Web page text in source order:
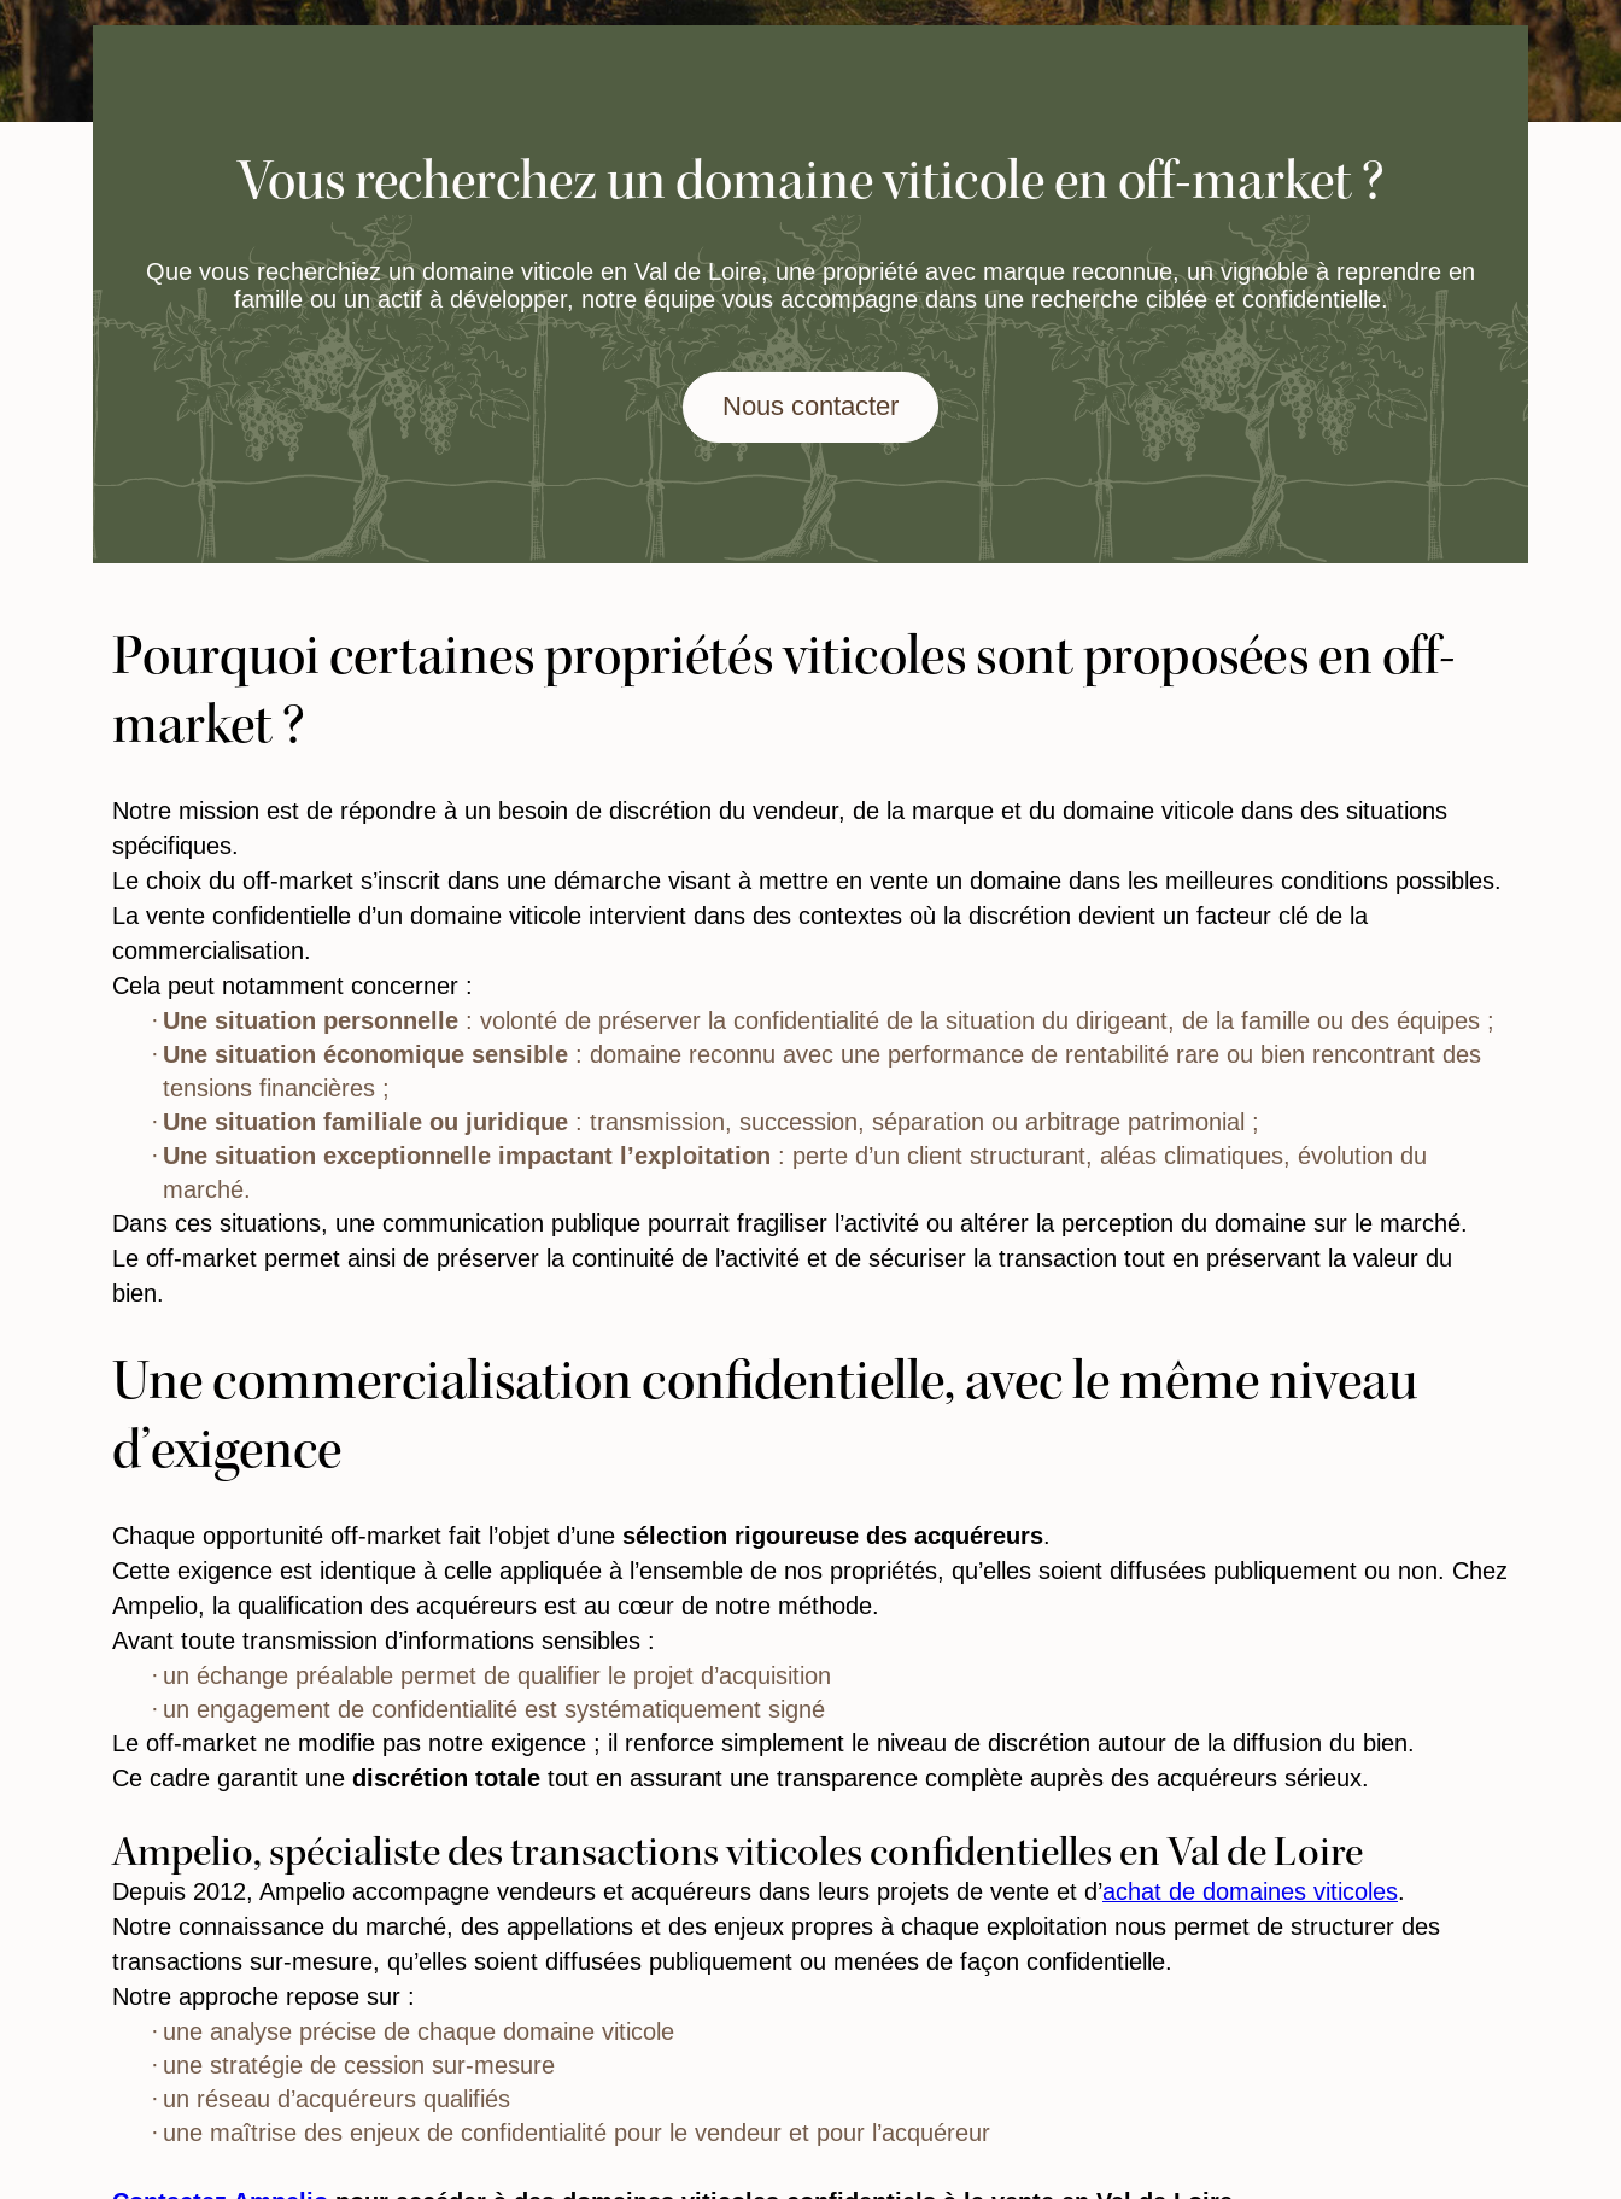
Vous recherchez un domaine viticole en off-market ?
Que vous recherchiez un domaine viticole en Val de Loire, une propriété avec marque reconnue, un vignoble à reprendre en
famille ou un actif à développer, notre équipe vous accompagne dans une recherche ciblée et confidentielle.
Nous contacter
Pourquoi certaines propriétés viticoles sont proposées en off-
market ?
Notre mission est de répondre à un besoin de discrétion du vendeur, de la marque et du domaine viticole dans des situations
spécifiques.
Le choix du off-market s’inscrit dans une démarche visant à mettre en vente un domaine dans les meilleures conditions possibles.
La vente confidentielle d’un domaine viticole intervient dans des contextes où la discrétion devient un facteur clé de la
commercialisation.
Cela peut notamment concerner :
Une situation personnelle : volonté de préserver la confidentialité de la situation du dirigeant, de la famille ou des équipes ;
Une situation économique sensible : domaine reconnu avec une performance de rentabilité rare ou bien rencontrant des
tensions financières ;
Une situation familiale ou juridique : transmission, succession, séparation ou arbitrage patrimonial ;
Une situation exceptionnelle impactant l’exploitation : perte d’un client structurant, aléas climatiques, évolution du
marché.
Dans ces situations, une communication publique pourrait fragiliser l’activité ou altérer la perception du domaine sur le marché.
Le off-market permet ainsi de préserver la continuité de l’activité et de sécuriser la transaction tout en préservant la valeur du
bien.
Une commercialisation confidentielle, avec le même niveau
d’exigence
Chaque opportunité off-market fait l’objet d’une sélection rigoureuse des acquéreurs.
Cette exigence est identique à celle appliquée à l’ensemble de nos propriétés, qu’elles soient diffusées publiquement ou non. Chez
Ampelio, la qualification des acquéreurs est au cœur de notre méthode.
Avant toute transmission d’informations sensibles :
un échange préalable permet de qualifier le projet d’acquisition
un engagement de confidentialité est systématiquement signé
Le off-market ne modifie pas notre exigence ; il renforce simplement le niveau de discrétion autour de la diffusion du bien.
Ce cadre garantit une discrétion totale tout en assurant une transparence complète auprès des acquéreurs sérieux.
Ampelio, spécialiste des transactions viticoles confidentielles en Val de Loire
Depuis 2012, Ampelio accompagne vendeurs et acquéreurs dans leurs projets de vente et d’achat de domaines viticoles.
Notre connaissance du marché, des appellations et des enjeux propres à chaque exploitation nous permet de structurer des
transactions sur-mesure, qu’elles soient diffusées publiquement ou menées de façon confidentielle.
Notre approche repose sur :
une analyse précise de chaque domaine viticole
une stratégie de cession sur-mesure
un réseau d’acquéreurs qualifiés
une maîtrise des enjeux de confidentialité pour le vendeur et pour l’acquéreur